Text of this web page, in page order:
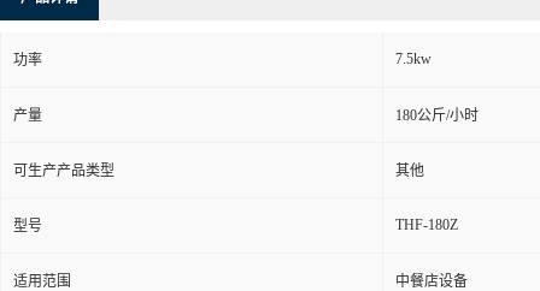
功率 7.5kw
产量 180公斤/小时
可生产产品类型 其他
型号 THF-180Z
适用范围 中餐店设备